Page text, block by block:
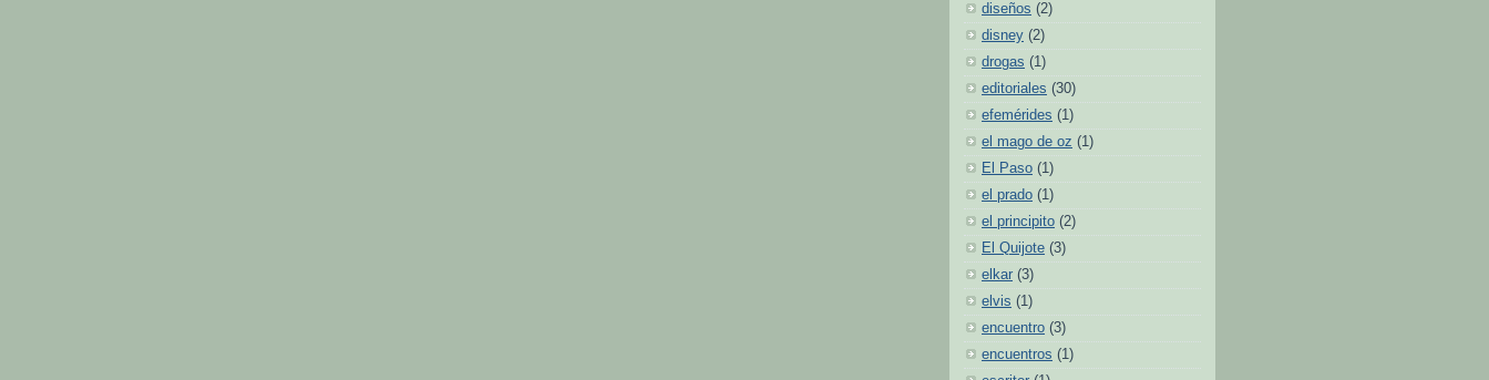
diseños (2)
disney (2)
drogas (1)
editoriales (30)
efemérides (1)
el mago de oz (1)
El Paso (1)
el prado (1)
el principito (2)
El Quijote (3)
elkar (3)
elvis (1)
encuentro (3)
encuentros (1)